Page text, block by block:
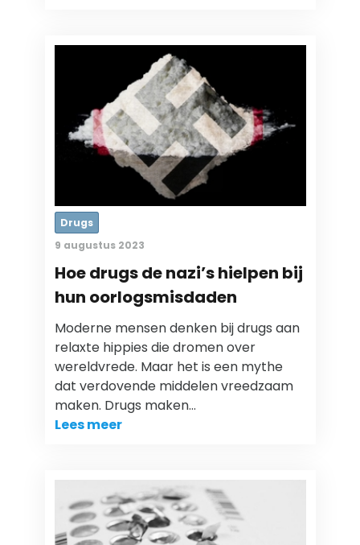
Drugs
9 augustus 2023
Hoe drugs de nazi’s hielpen bij
hun oorlogsmisdaden
Moderne mensen denken bij drugs aan
relaxte hippies die dromen over
wereldvrede. Maar het is een mythe
dat verdovende middelen vreedzaam
maken. Drugs maken…
Lees meer